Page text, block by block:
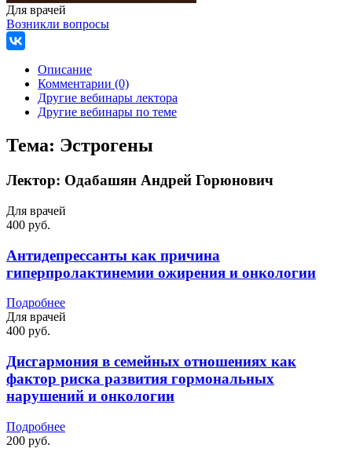
Для врачей
Возникли вопросы
Описание
Комментарии (0)
Другие вебинары лектора
Другие вебинары по теме
Тема: Эстрогены
Лектор: Одабашян Андрей Горюнович
Для врачей
400 руб.
Антидепрессанты как причина
гиперпролактинемии ожирения и онкологии
Подробнее
Для врачей
400 руб.
Дисгармония в семейных отношениях как
фактор риска развития гормональных
нарушений и онкологии
Подробнее
200 руб.